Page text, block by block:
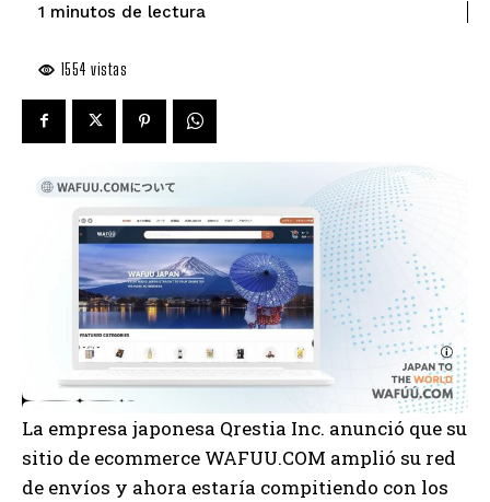
1 minutos de lectura
1554 vistas
La empresa japonesa Qrestia Inc. anunció que su
sitio de ecommerce WAFUU.COM amplió su red
de envíos y ahora estaría compitiendo con los